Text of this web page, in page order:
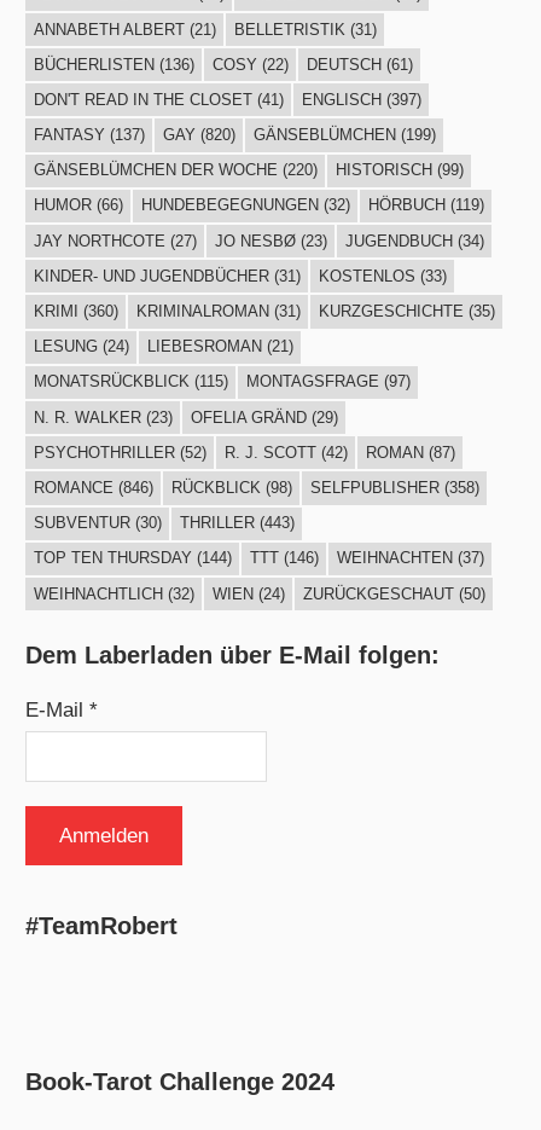
ANNABETH ALBERT(21) BELLETRISTIK (31)
BÜCHERLISTEN(136) COSY (22) DEUTSCH(61)
DON'T READ IN THE CLOSET(41) ENGLISCH (397)
FANTASY (137) GAY (820) GÄNSEBLÜMCHEN (199)
GÄNSEBLÜMCHEN DER WOCHE (220) HISTORISCH (99)
HUMOR(66) HUNDEBEGEGNUNGEN (32) HÖRBUCH (119)
JAY NORTHCOTE (27) JO NESBØ(23) JUGENDBUCH(34)
KINDER- UND JUGENDBÜCHER(31) KOSTENLOS (33)
KRIMI
(360) KRIMINALROMAN (31) KURZGESCHICHTE (35)
LESUNG(24) LIEBESROMAN (21)
MONATSRÜCKBLICK(115) MONTAGSFRAGE (97)
N. R. WALKER(23) OFELIA GRÄND(29)
PSYCHOTHRILLER(52) R. J. SCOTT(42) ROMAN (87)
ROMANCE (846) RÜCKBLICK (98) SELFPUBLISHER(358)
SUBVENTUR(30) THRILLER(443)
TOP TEN THURSDAY (144) TTT(146) WEIHNACHTEN (37)
WEIHNACHTLICH(32) WIEN(24) ZURÜCKGESCHAUT(50)
Dem Laberladen über E-Mail folgen:
E-Mail *
#TeamRobert
Book-Tarot Challenge 2024